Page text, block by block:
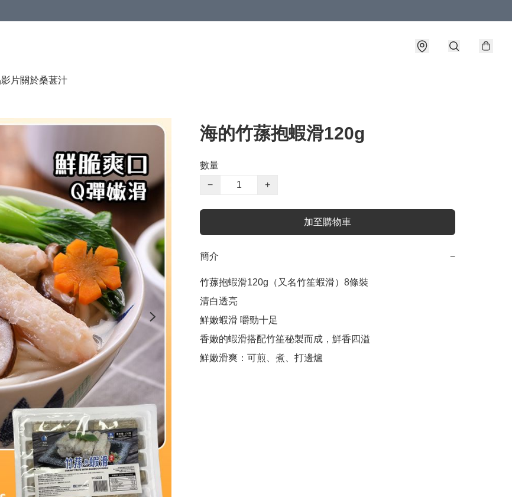
片關於桑葚汁
海的竹蓀抱蝦滑120g
數量
−
+
加至購物車
簡介 −
竹蓀抱蝦滑120g（又名竹笙蝦滑）8條裝
清白透亮
鮮嫩蝦滑 嚼勁十足
香嫩的蝦滑搭配竹笙秘製而成，鮮香四溢
鮮嫩滑爽：可煎、煮、打邊爐